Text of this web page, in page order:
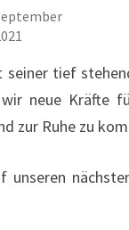
tief
neue Kräfte
zur Ruhe zu
unseren